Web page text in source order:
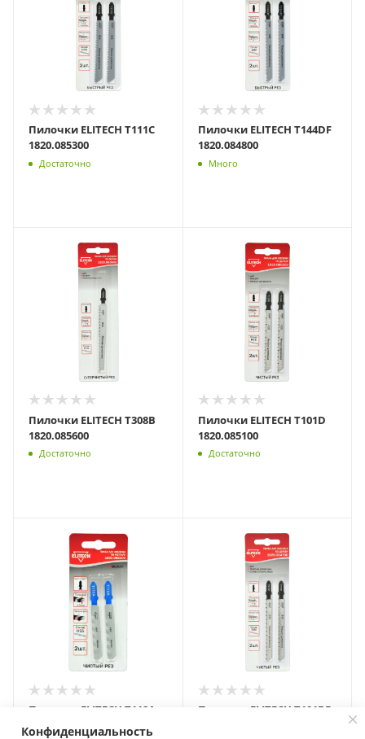
Пилочки ELITECH T111C
1820.085300
Достаточно
Пилочки ELITECH T144DF
1820.084800
Много
Пилочки ELITECH T308B
1820.085600
Достаточно
Пилочки ELITECH T101D
1820.085100
Достаточно
Пилочки ELITECH T118A
1820.086300
Пилочки ELITECH T101BF
Конфиденциальность